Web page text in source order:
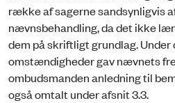
række af sagerne sandsynligvis
nævnsbehandling, da det ikke
dem på skriftligt grundlag. Under
omstændigheder gav nævnets
ombudsmanden anledning til
også omtalt under afsnit 3.3.